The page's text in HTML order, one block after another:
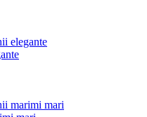
elegante
marimi mari